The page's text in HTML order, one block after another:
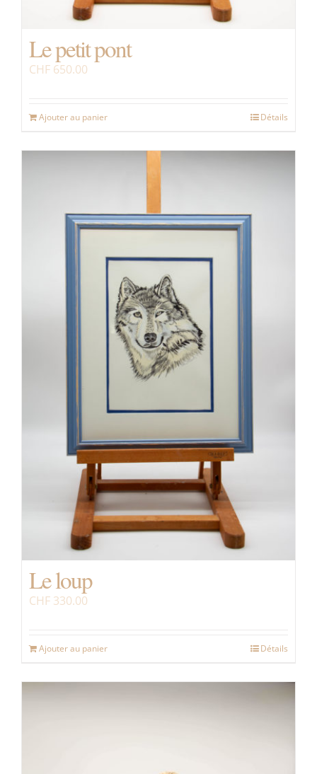
Le petit pont
CHF 650.00
Ajouter au panier Détails
Le loup
CHF 330.00
Ajouter au panier Détails